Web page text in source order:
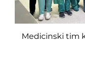
Medicinski tim